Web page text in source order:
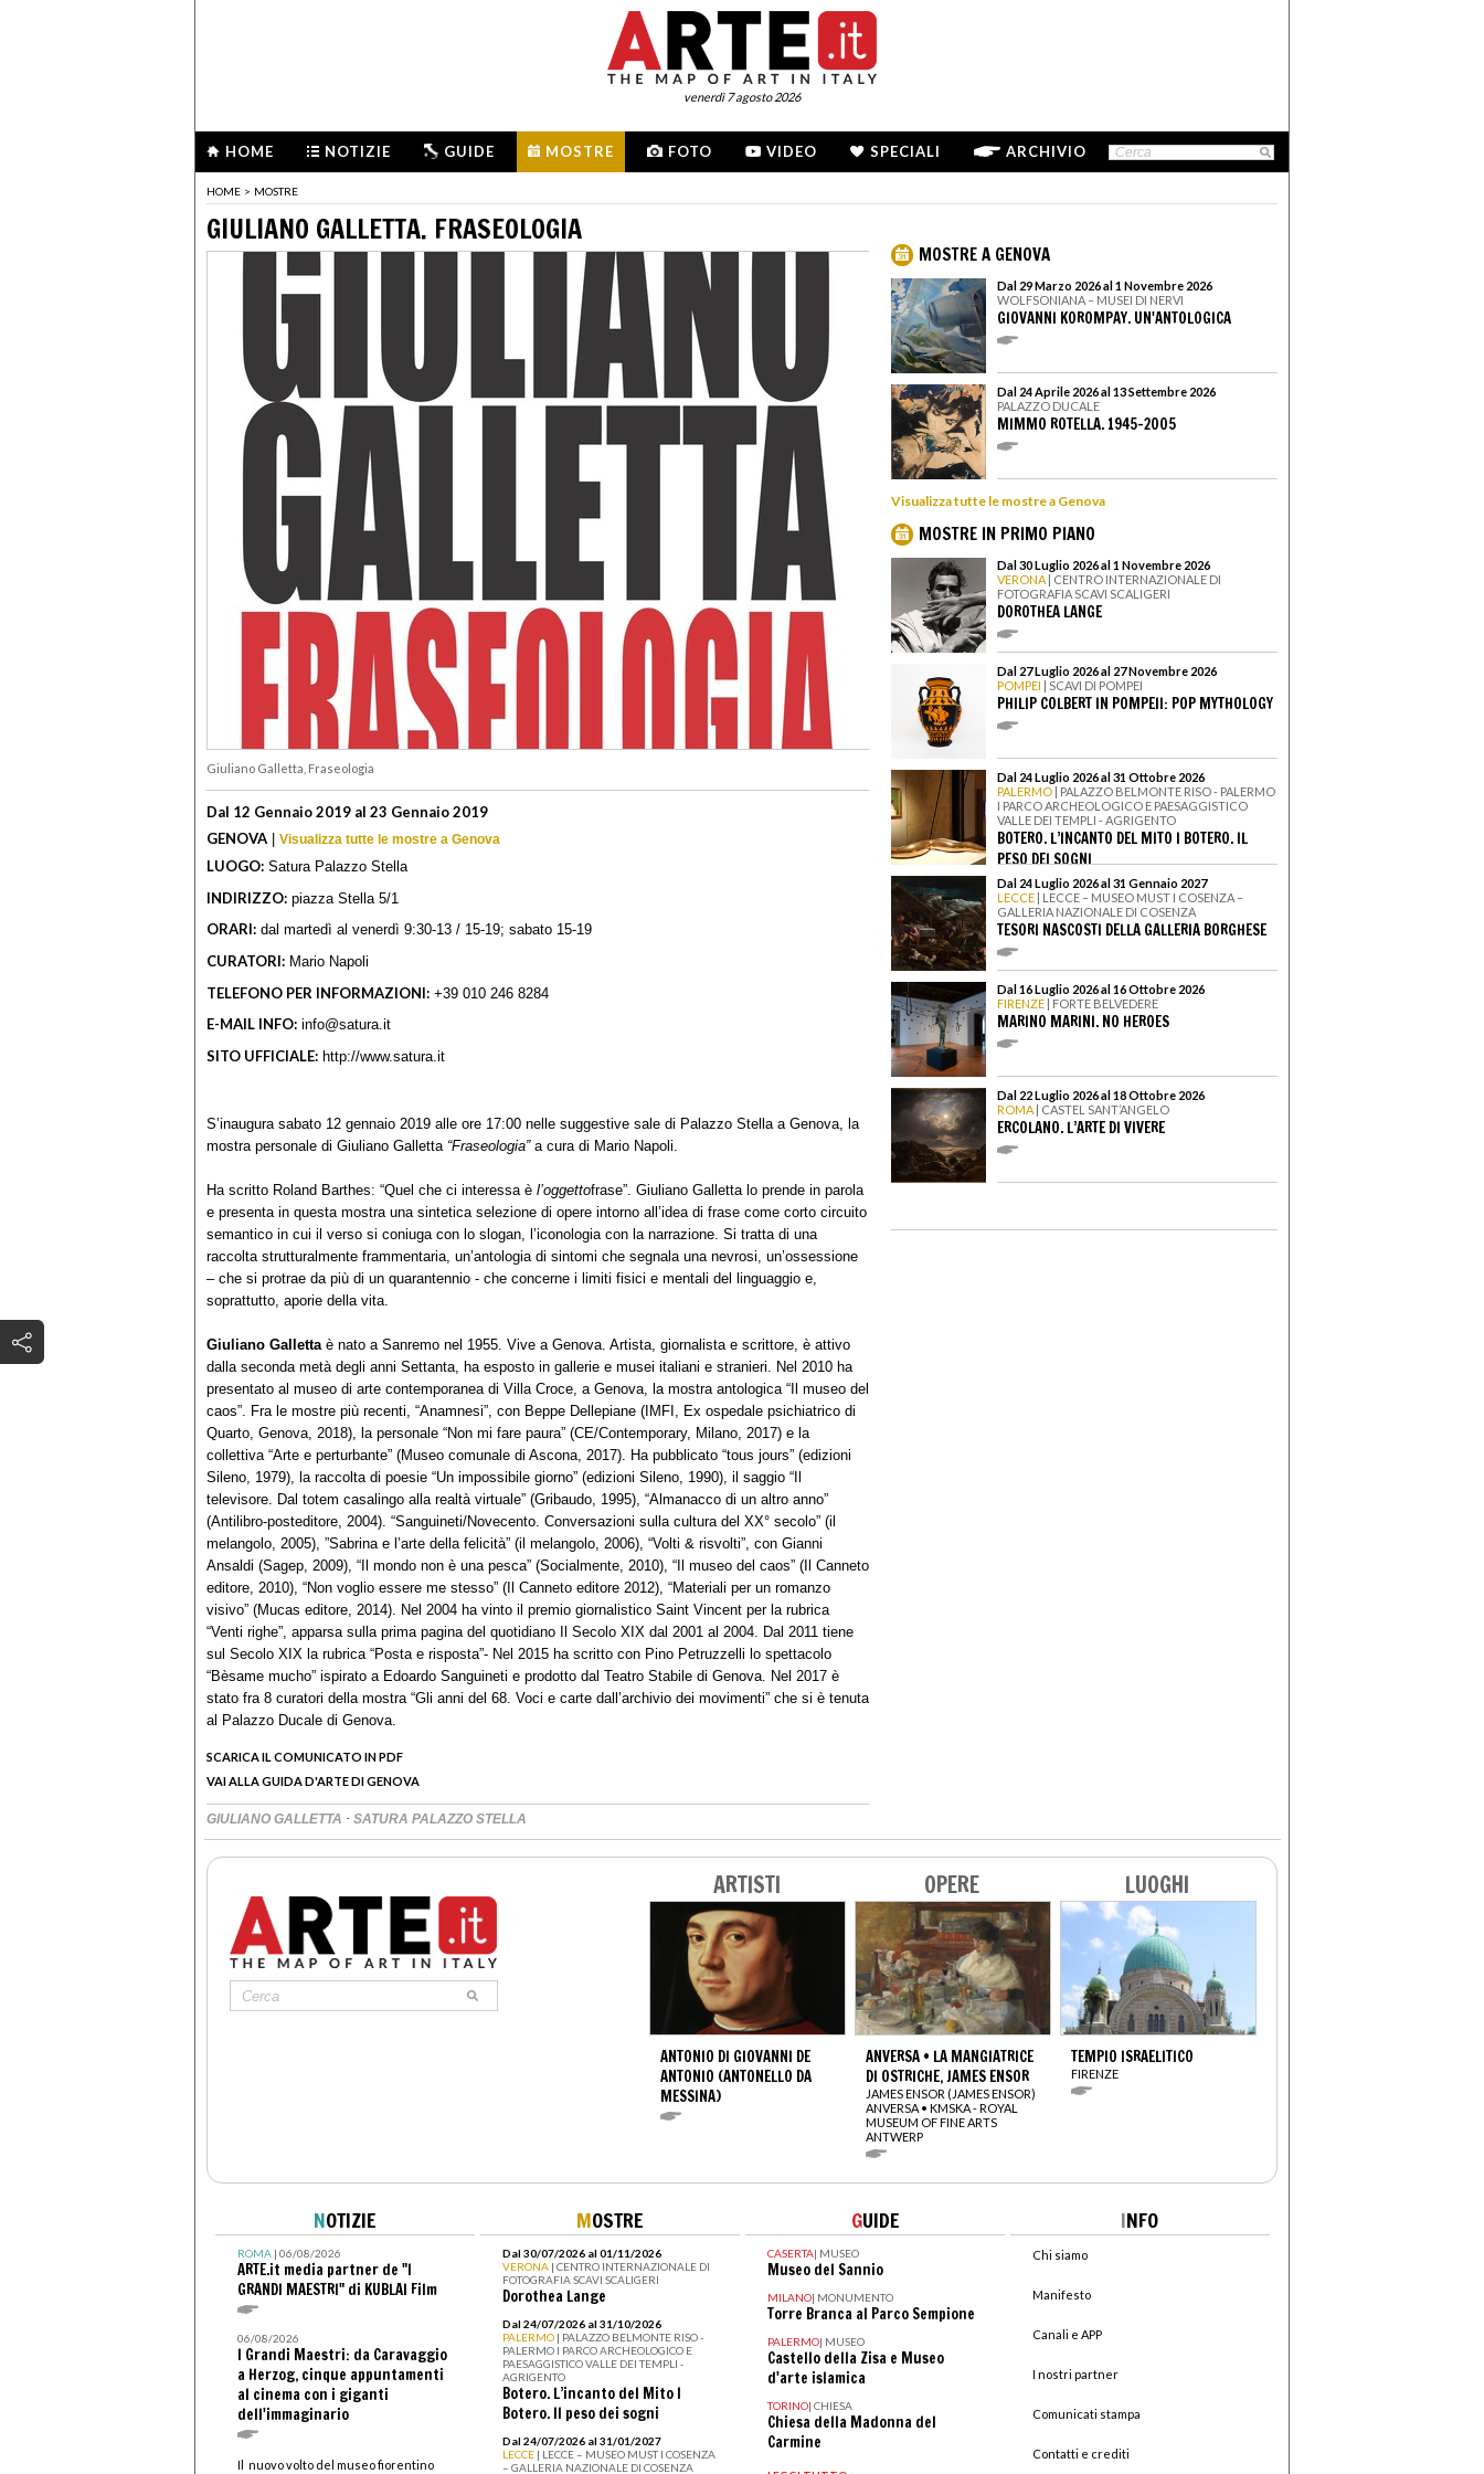
venerdì 7 agosto 2026
HOME NOTIZIE GUIDE MOSTRE FOTO VIDEO SPECIALI ARCHIVIO
HOME > MOSTRE
GIULIANO GALLETTA. FRASEOLOGIA
Giuliano Galletta, Fraseologia
Dal 12 Gennaio 2019 al 23 Gennaio 2019
GENOVA | Visualizza tutte le mostre a Genova
LUOGO: Satura Palazzo Stella
INDIRIZZO: piazza Stella 5/1
ORARI: dal martedì al venerdì 9:30-13 / 15-19; sabato 15-19
CURATORI: Mario Napoli
TELEFONO PER INFORMAZIONI: +39 010 246 8284
E-MAIL INFO: info@satura.it
SITO UFFICIALE: http://www.satura.it
S’inaugura sabato 12 gennaio 2019 alle ore 17:00 nelle suggestive sale di Palazzo Stella a Genova, la
mostra personale di Giuliano Galletta “Fraseologia” a cura di Mario Napoli.
Ha scritto Roland Barthes: “Quel che ci interessa è l’oggettofrase”. Giuliano Galletta lo prende in parola
e presenta in questa mostra una sintetica selezione di opere intorno all’idea di frase come corto circuito
semantico in cui il verso si coniuga con lo slogan, l’iconologia con la narrazione. Si tratta di una
raccolta strutturalmente frammentaria, un’antologia di sintomi che segnala una nevrosi, un’ossessione
– che si protrae da più di un quarantennio - che concerne i limiti fisici e mentali del linguaggio e,
soprattutto, aporie della vita.
Giuliano Galletta è nato a Sanremo nel 1955. Vive a Genova. Artista, giornalista e scrittore, è attivo
dalla seconda metà degli anni Settanta, ha esposto in gallerie e musei italiani e stranieri. Nel 2010 ha
presentato al museo di arte contemporanea di Villa Croce, a Genova, la mostra antologica “Il museo del
caos”. Fra le mostre più recenti, “Anamnesi”, con Beppe Dellepiane (IMFI, Ex ospedale psichiatrico di
Quarto, Genova, 2018), la personale “Non mi fare paura” (CE/Contemporary, Milano, 2017) e la
collettiva “Arte e perturbante” (Museo comunale di Ascona, 2017). Ha pubblicato “tous jours” (edizioni
Sileno, 1979), la raccolta di poesie “Un impossibile giorno” (edizioni Sileno, 1990), il saggio “Il
televisore. Dal totem casalingo alla realtà virtuale” (Gribaudo, 1995), “Almanacco di un altro anno”
(Antilibro-posteditore, 2004). “Sanguineti/Novecento. Conversazioni sulla cultura del XX° secolo” (il
melangolo, 2005), ”Sabrina e l’arte della felicità” (il melangolo, 2006), “Volti & risvolti”, con Gianni
Ansaldi (Sagep, 2009), “Il mondo non è una pesca” (Socialmente, 2010), “Il museo del caos” (Il Canneto
editore, 2010), “Non voglio essere me stesso” (Il Canneto editore 2012), “Materiali per un romanzo
visivo” (Mucas editore, 2014). Nel 2004 ha vinto il premio giornalistico Saint Vincent per la rubrica
“Venti righe”, apparsa sulla prima pagina del quotidiano Il Secolo XIX dal 2001 al 2004. Dal 2011 tiene
sul Secolo XIX la rubrica “Posta e risposta”- Nel 2015 ha scritto con Pino Petruzzelli lo spettacolo
“Bèsame mucho” ispirato a Edoardo Sanguineti e prodotto dal Teatro Stabile di Genova. Nel 2017 è
stato fra 8 curatori della mostra “Gli anni del 68. Voci e carte dall’archivio dei movimenti” che si è tenuta
al Palazzo Ducale di Genova.
SCARICA IL COMUNICATO IN PDF
VAI ALLA GUIDA D'ARTE DI GENOVA
GIULIANO GALLETTA · SATURA PALAZZO STELLA
MOSTRE A GENOVA
Dal 29 Marzo 2026 al 1 Novembre 2026
WOLFSONIANA – MUSEI DI NERVI
GIOVANNI KOROMPAY. UN'ANTOLOGICA
Dal 24 Aprile 2026 al 13 Settembre 2026
PALAZZO DUCALE
MIMMO ROTELLA. 1945–2005
Visualizza tutte le mostre a Genova
MOSTRE IN PRIMO PIANO
Dal 30 Luglio 2026 al 1 Novembre 2026
VERONA | CENTRO INTERNAZIONALE DI
FOTOGRAFIA SCAVI SCALIGERI
DOROTHEA LANGE
Dal 27 Luglio 2026 al 27 Novembre 2026
POMPEI | SCAVI DI POMPEI
PHILIP COLBERT IN POMPEII: POP MYTHOLOGY
Dal 24 Luglio 2026 al 31 Ottobre 2026
PALERMO | PALAZZO BELMONTE RISO - PALERMO
I PARCO ARCHEOLOGICO E PAESAGGISTICO
VALLE DEI TEMPLI - AGRIGENTO
BOTERO. L’INCANTO DEL MITO I BOTERO. IL
PESO DEI SOGNI
Dal 24 Luglio 2026 al 31 Gennaio 2027
LECCE | LECCE – MUSEO MUST I COSENZA –
GALLERIA NAZIONALE DI COSENZA
TESORI NASCOSTI DELLA GALLERIA BORGHESE
Dal 16 Luglio 2026 al 16 Ottobre 2026
FIRENZE | FORTE BELVEDERE
MARINO MARINI. NO HEROES
Dal 22 Luglio 2026 al 18 Ottobre 2026
ROMA | CASTEL SANT’ANGELO
ERCOLANO. L’ARTE DI VIVERE
ARTISTI
ANTONIO DI GIOVANNI DE
ANTONIO (ANTONELLO DA
MESSINA)
OPERE
ANVERSA • LA MANGIATRICE
DI OSTRICHE, JAMES ENSOR
JAMES ENSOR (JAMES ENSOR)
ANVERSA • KMSKA - ROYAL
MUSEUM OF FINE ARTS
ANTWERP
LUOGHI
TEMPIO ISRAELITICO
FIRENZE
NOTIZIE
ROMA| 06/08/2026
ARTE.it media partner de "I
GRANDI MAESTRI" di KUBLAI Film
06/08/2026
I Grandi Maestri: da Caravaggio
a Herzog, cinque appuntamenti
al cinema con i giganti
dell'immaginario
Il nuovo volto del museo fiorentino
MOSTRE
Dal 30/07/2026 al 01/11/2026
VERONA | CENTRO INTERNAZIONALE DI
FOTOGRAFIA SCAVI SCALIGERI
Dorothea Lange
Dal 24/07/2026 al 31/10/2026
PALERMO | PALAZZO BELMONTE RISO -
PALERMO I PARCO ARCHEOLOGICO E
PAESAGGISTICO VALLE DEI TEMPLI -
AGRIGENTO
Botero. L’incanto del Mito I
Botero. Il peso dei sogni
Dal 24/07/2026 al 31/01/2027
LECCE | LECCE – MUSEO MUST I COSENZA
– GALLERIA NAZIONALE DI COSENZA
GUIDE
CASERTA| MUSEO
Museo del Sannio
MILANO| MONUMENTO
Torre Branca al Parco Sempione
PALERMO| MUSEO
Castello della Zisa e Museo
d'arte islamica
TORINO| CHIESA
Chiesa della Madonna del
Carmine
INFO
Chi siamo
Manifesto
Canali e APP
I nostri partner
Comunicati stampa
Contatti e crediti